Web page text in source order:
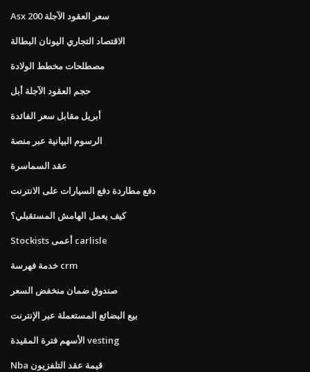
Asx 200 سعر العقود الآجلة
الاقتصاد التجاري اليونان البطالة
مصطلحات مخطط الولادة
حجم العقود الآجلة أبل
أبريل مقابل سعر الفائدة
الرسوم البيانية عبر منصة
عقد السماسرة
دفع مطاردة دفع السيارات على الانترنت
كيف يعمل الهامش المستقبلي؟
Stockists أعمى carlisle
خدمة فهرسة crm
صندوق ضمان منخفض السعر
بيع البضائع المستعملة عبر الإنترنت
الأسهم فترة المقيدة vesting
Nba قيمة عقد التلفزيون